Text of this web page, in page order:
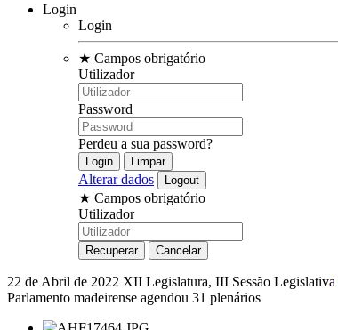
Login
Login
★ Campos obrigatório
Utilizador
Password
Perdeu a sua password?
Alterar dados
★ Campos obrigatório
Utilizador
22 de Abril de 2022 XII Legislatura, III Sessão Legislativa
Parlamento madeirense agendou 31 plenários